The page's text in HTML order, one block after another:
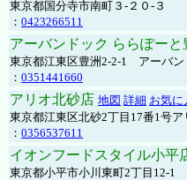
東京都国分寺市南町３-２０-３
： 0423266511
アーバンドック ららぽーと
東京都江東区豊洲2-2-1 アーバ
： 0351441660
アリオ北砂店 地図 詳細 お気に
東京都江東区北砂2丁目17番1号ア
： 0356537611
イオンフードスタイル小平
東京都小平市小川東町2丁目12-1